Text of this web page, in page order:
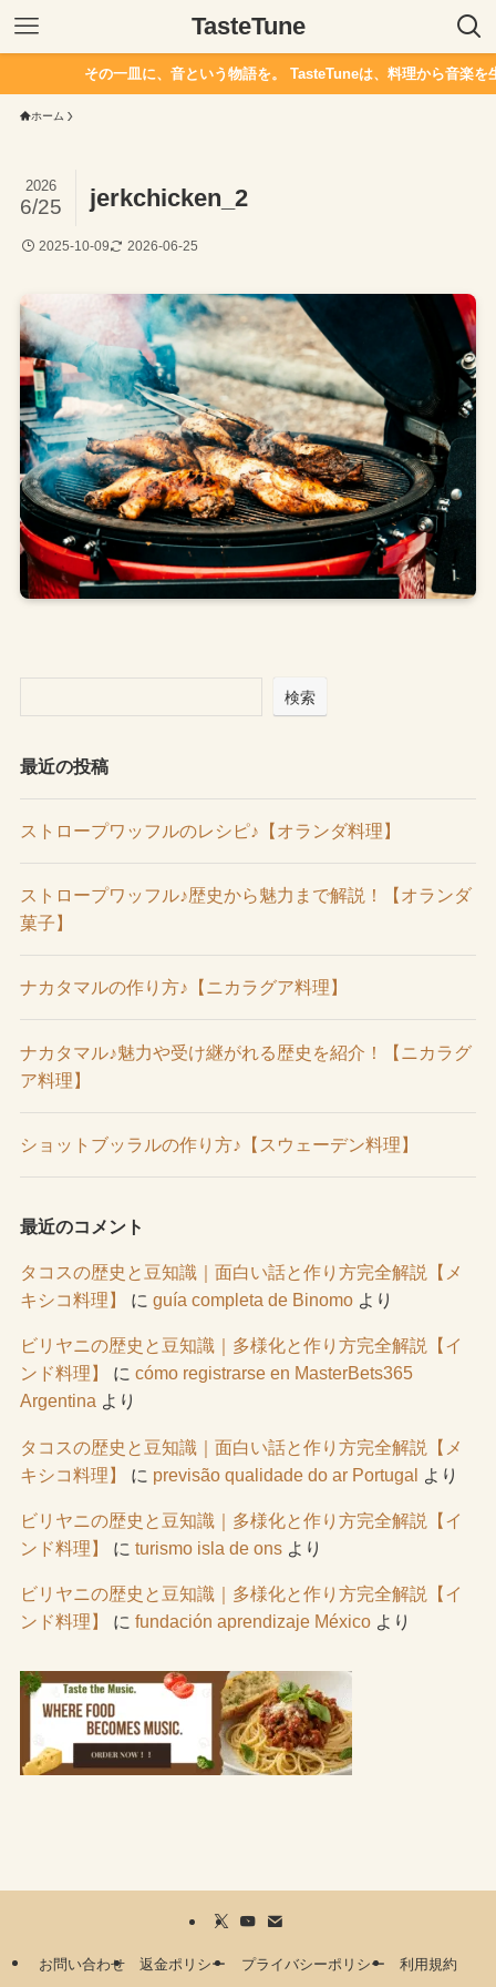
TasteTune
その一皿に、音という物語を。 TasteTuneは、料理から音楽を生
ホーム
jerkchicken_2
2026
6/25
2025-10-09 2026-06-25
検索
最近の投稿
ストロープワッフルのレシピ♪【オランダ料理】
ストロープワッフル♪歴史から魅力まで解説！【オランダ
菓子】
ナカタマルの作り方♪【ニカラグア料理】
ナカタマル♪魅力や受け継がれる歴史を紹介！【ニカラグ
ア料理】
ショットブッラルの作り方♪【スウェーデン料理】
最近のコメント
タコスの歴史と豆知識｜面白い話と作り方完全解説【メ
キシコ料理】
に guía completa de Binomoより
ビリヤニの歴史と豆知識｜多様化と作り方完全解説【イ
ンド料理】
に cómo registrarse en MasterBets365
Argentina より
タコスの歴史と豆知識｜面白い話と作り方完全解説【メ
キシコ料理】
に previsão qualidade do ar Portugal より
ビリヤニの歴史と豆知識｜多様化と作り方完全解説【イ
ンド料理】
に turismo isla de onsより
ビリヤニの歴史と豆知識｜多様化と作り方完全解説【イ
ンド料理】
に fundación aprendizaje Méxicoより
お問い合わせ 返金ポリシー プライバシーポリシー 利用規約